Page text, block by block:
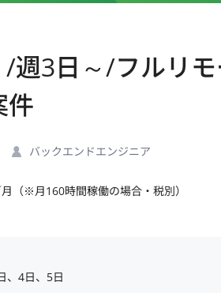
/週3日～/フルリ
件
バックエンドエンジニア
（※月160時間稼働の場合・税別）
、4日、5日